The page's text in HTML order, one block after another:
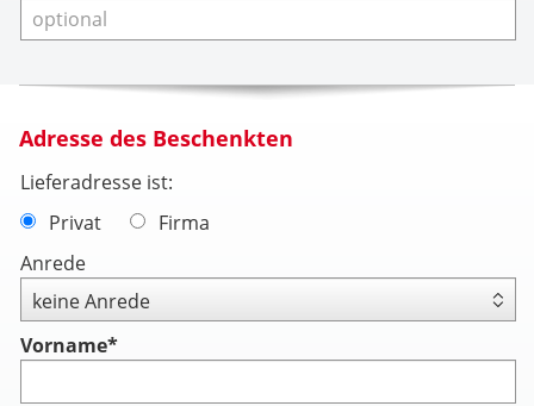
Adresse des Beschenkten
Lieferadresse ist:
Privat
Firma
Anrede
Vorname*